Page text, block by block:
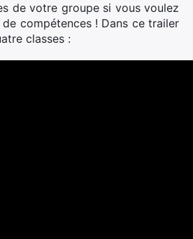
de votre groupe si vous voulez
compétences ! Dans ce trailer
classes :